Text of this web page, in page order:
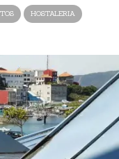
HOSTALERIA